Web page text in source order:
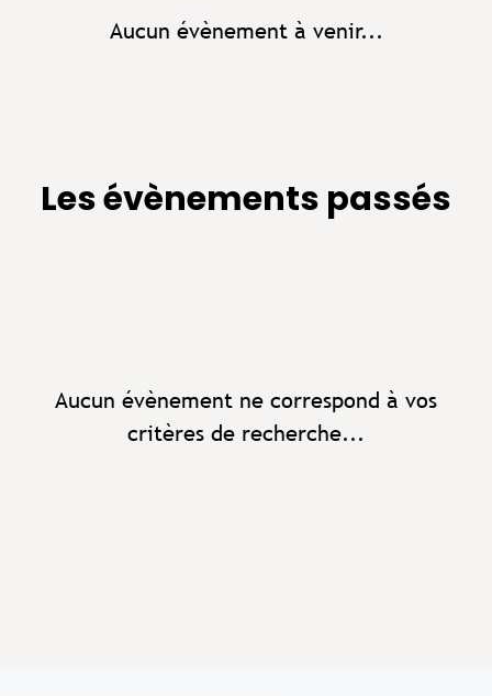
Aucun évènement à venir...
Les évènements passés
Aucun évènement ne correspond à vos
critères de recherche...